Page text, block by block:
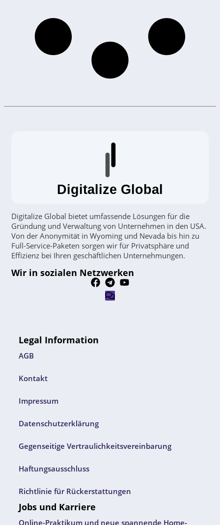
Digitalize Global
Digitalize Global bietet umfassende Lösungen für die
Gründung und Verwaltung von Unternehmen in den USA.
Von der Anonymität in Wyoming und Nevada bis hin zu
Full-Service-Paketen sorgen wir für Privatsphäre und
Effizienz bei Ihren geschäftlichen Unternehmungen.
Wir in sozialen Netzwerken
Legal Information
AGB
Kontakt
Impressum
Datenschutzerklärung
Gegenseitige Vertraulichkeitsvereinbarung
Haftungsausschluss
Richtlinie für Rückerstattungen
Jobs und Karriere
Online-Praktikum und neue spannende Home-